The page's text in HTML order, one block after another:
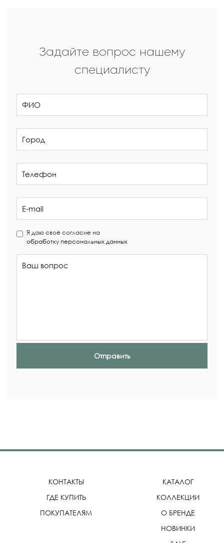
Задайте вопрос нашему
специалисту
Я даю своё согласие на
обработку персональных данных
Отправить
КОНТАКТЫ
ГДЕ КУПИТЬ
ПОКУПАТЕЛЯМ
КАТАЛОГ
КОЛЛЕКЦИИ
О БРЕНДЕ
НОВИНКИ